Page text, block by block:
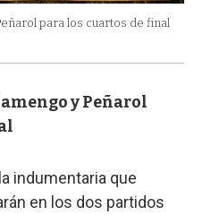
para los cuartos de final
y Peñarol
indumentaria que
en los dos partidos